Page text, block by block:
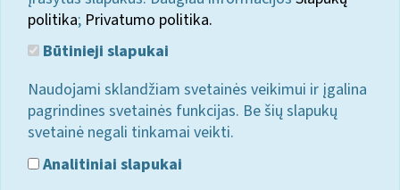
politika; Privatumo politika.
Būtinieji slapukai
Naudojami sklandžiam svetainės veikimui ir įgalina
pagrindines svetainės funkcijas. Be šių slapukų
svetainė negali tinkamai veikti.
Analitiniai slapukai